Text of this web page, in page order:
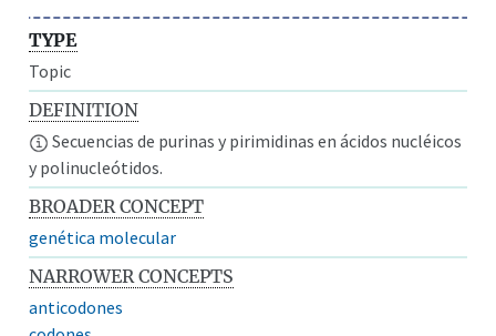
TYPE
Topic
DEFINITION
Secuencias de purinas y pirimidinas en ácidos nucléicos
y polinucleótidos.
BROADER CONCEPT
genética molecular
NARROWER CONCEPTS
anticodones